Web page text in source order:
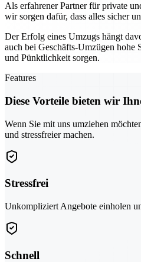
Als erfahrener Partner für private
wir sorgen dafür, dass alles sicher
Der Erfolg eines Umzugs hängt
auch bei Geschäfts-Umzügen hohe
und Pünktlichkeit sorgen.
Features
Diese Vorteile bieten wir
Wenn Sie mit uns umziehen
und stressfreier machen.
Stressfrei
Unkompliziert Angebote einholen
Schnell